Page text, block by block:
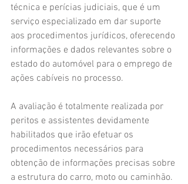
técnica e perícias judiciais, que é um
serviço especializado em dar suporte
aos procedimentos jurídicos, oferecendo
informações e dados relevantes sobre o
estado do automóvel para o emprego de
ações cabíveis no processo.
A avaliação é totalmente realizada por
peritos e assistentes devidamente
habilitados que irão efetuar os
procedimentos necessários para
obtenção de informações precisas sobre
a estrutura do carro, moto ou caminhão.